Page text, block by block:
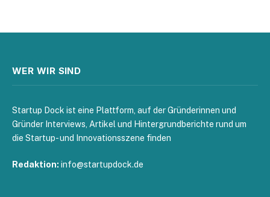
WER WIR SIND
Startup Dock ist eine Plattform, auf der Gründerinnen und
Gründer Interviews, Artikel und Hintergrundberichte rund um
die Startup- und Innovationsszene finden
Redaktion: info@startupdock.de